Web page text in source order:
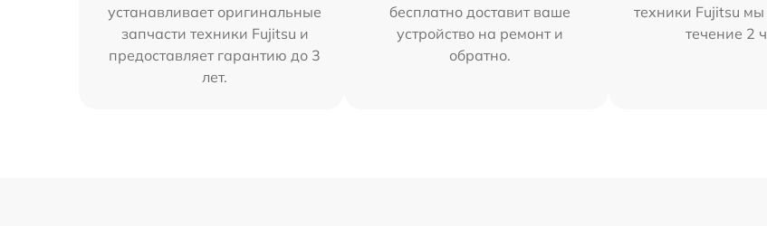
устанавливает оригинальные
запчасти техники Fujitsu и
предоставляет гарантию до 3
лет.
бесплатно доставит ваше
устройство на ремонт и
обратно.
техники Fujitsu мы
течение 2